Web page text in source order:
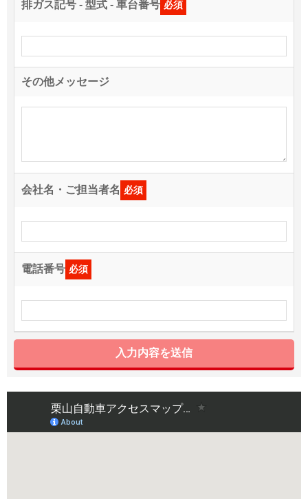
排ガス記号 - 型式 - 車台番号 必須
その他メッセージ
会社名・ご担当者名 必須
電話番号 必須
入力内容を送信